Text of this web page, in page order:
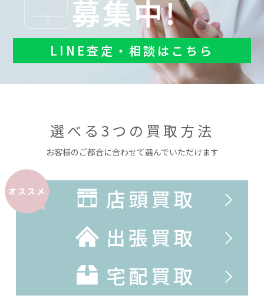
募集中!
LINE査定・相談はこちら
選べる3つの買取方法
お客様のご都合に合わせて選んでいただけます
オススメ
店頭買取
出張買取
宅配買取